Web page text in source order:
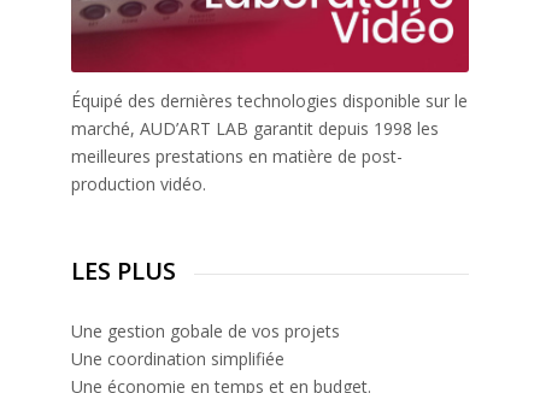
Équipé des dernières technologies disponible sur le
marché, AUD’ART LAB garantit depuis 1998 les
meilleures prestations en matière de post-
production vidéo.
LES PLUS
Une gestion gobale de vos projets
Une coordination simplifiée
Une économie en temps et en budget.